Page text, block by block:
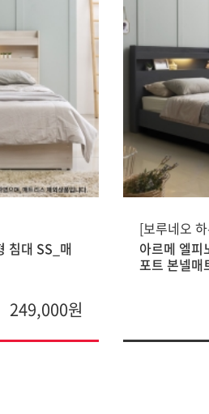
침대 SS_매
249,000원
[보루네오
아르메 엘피
포트 본넬